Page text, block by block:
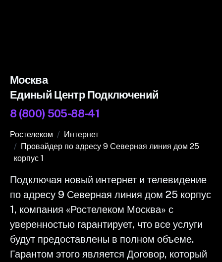
Москва
Единый Центр Подключений
8 (800) 505-88-41
Ростелеком
Интернет
Провайдер по адресу 9 Северная линия дом 25
корпус 1
Подключая новый интернет и телевидение
по адресу 9 Северная линия дом 25 корпус
1, компания «Ростелеком Москва» с
уверенностью гарантирует, что все услуги
будут предоставлены в полном объеме.
Гарантом этого является Договор, который